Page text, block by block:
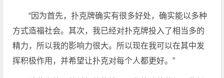
“因为首先，扑克牌确实有很多好处，确实能以多种
方式造福社会。其次，我已经对扑克牌投入了相当多的
精力，所以我的影响力很大。所以现在我可以在其中发
挥积极作用，并希望让扑克对每个人都更好。”